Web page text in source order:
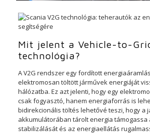
Mit jelent a Vehicle-to-
technológia?
A V2G rendszer egy fordított
elektromosan töltött járművek energiáját
hálózatba. Ez azt jelenti, hogy egy
csak fogyasztó, hanem energiaforrás is
bidirekcionális töltés lehetővé teszi, hogy a
akkumulátorában tárolt energia támogassa
stabilizálását és az energiaellátás